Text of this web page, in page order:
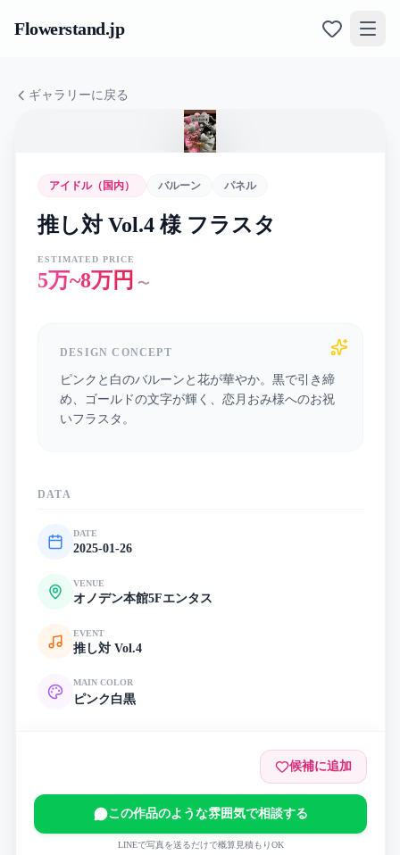
Flowerstand.jp
ギャラリーに戻る
アイドル（国内） バルーン パネル
推し対 Vol.4 様 フラスタ
ESTIMATED PRICE
5万~8万円 〜
DESIGN CONCEPT
ピンクと白のバルーンと花が華やか。黒で引き締
め、ゴールドの文字が輝く、恋月おみ様へのお祝
いフラスタ。
DATA
DATE
2025-01-26
VENUE
オノデン本館5Fエンタス
EVENT
推し対 Vol.4
MAIN COLOR
ピンク 白黒
候補に追加
この作品のような雰囲気で相談する
LINEで写真を送るだけで概算見積もりOK